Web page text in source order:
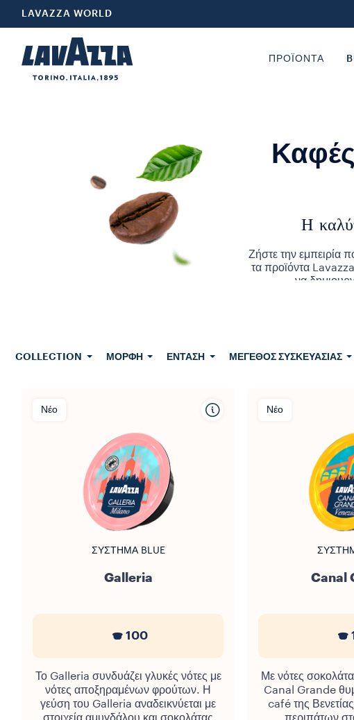
LAVAZZA WORLD
ΠΡΟΪΟΝΤΑ
Η
Ζήστε την εμπειρία
τα προϊόντα
να
COLLECTION ΜΟΡΦΉ ΈΝΤΑΣΗ ΜΈΓΕΘΟΣ ΣΥΣΚΕΥΑΣΊΑΣ
Νέο
ΣΎΣΤΗΜΑ BLUE
Galleria
100
Το Galleria συνδυάζει γλυκές νότες με
νότες αποξηραμένων φρούτων. Η
γεύση του Galleria αναδεικνύεται με
Νέο
Canal
Με νότες
Canal Grande
café της